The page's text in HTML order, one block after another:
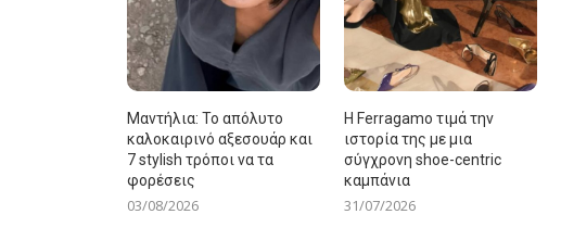
Μαντήλια: Το απόλυτο
καλοκαιρινό αξεσουάρ και
7 stylish τρόποι να τα
φορέσεις
03/08/2026
Η Ferragamo τιμά την
ιστορία της με μια
σύγχρονη shoe-centric
καμπάνια
31/07/2026